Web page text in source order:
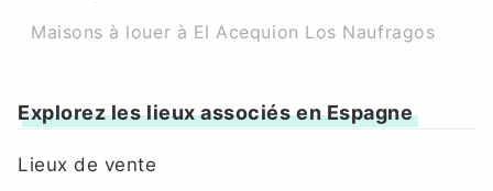
Maisons à louer à El Acequion Los Naufragos
Explorez les lieux associés en Espagne
Lieux de vente